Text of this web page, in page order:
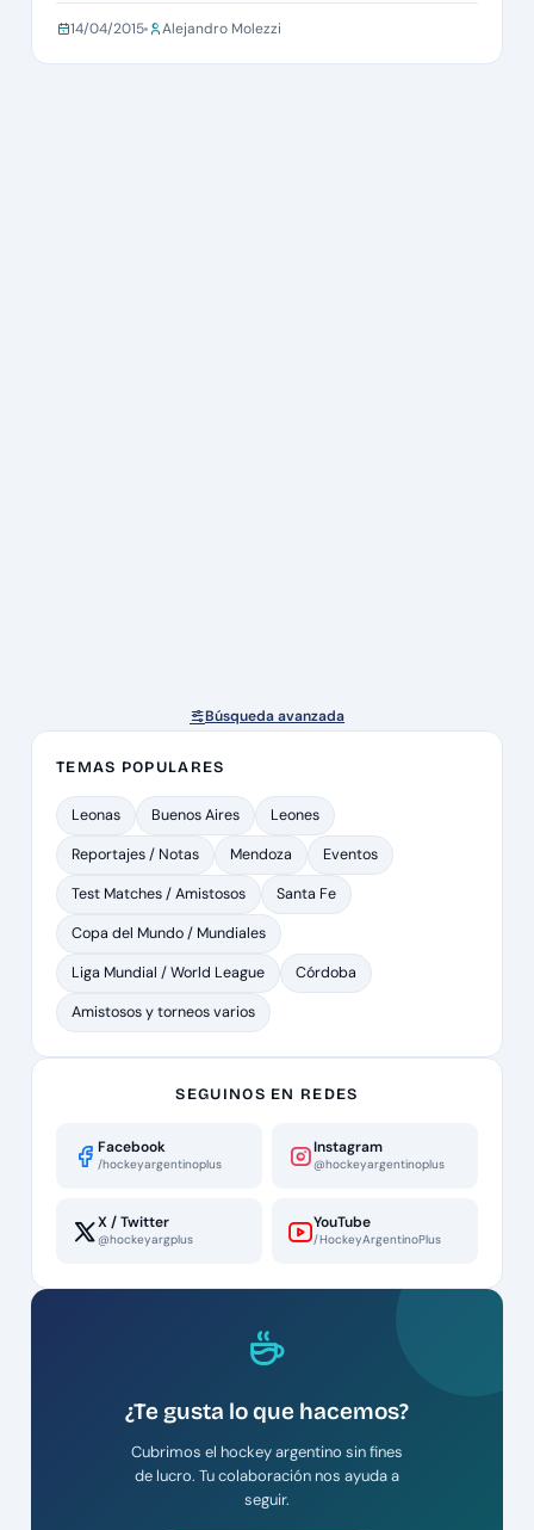
14/04/2015 Alejandro Molezzi
Búsqueda avanzada
TEMAS POPULARES
Leonas Buenos Aires Leones
Reportajes / Notas Mendoza Eventos
Test Matches / Amistosos Santa Fe
Copa del Mundo / Mundiales
Liga Mundial / World League Córdoba
Amistosos y torneos varios
SEGUINOS EN REDES
Facebook
/hockeyargentinoplus
Instagram
@hockeyargentinoplus
X / Twitter
@hockeyargplus
YouTube
/HockeyArgentinoPlus
¿Te gusta lo que hacemos?
Cubrimos el hockey argentino sin fines
de lucro. Tu colaboración nos ayuda a
seguir.